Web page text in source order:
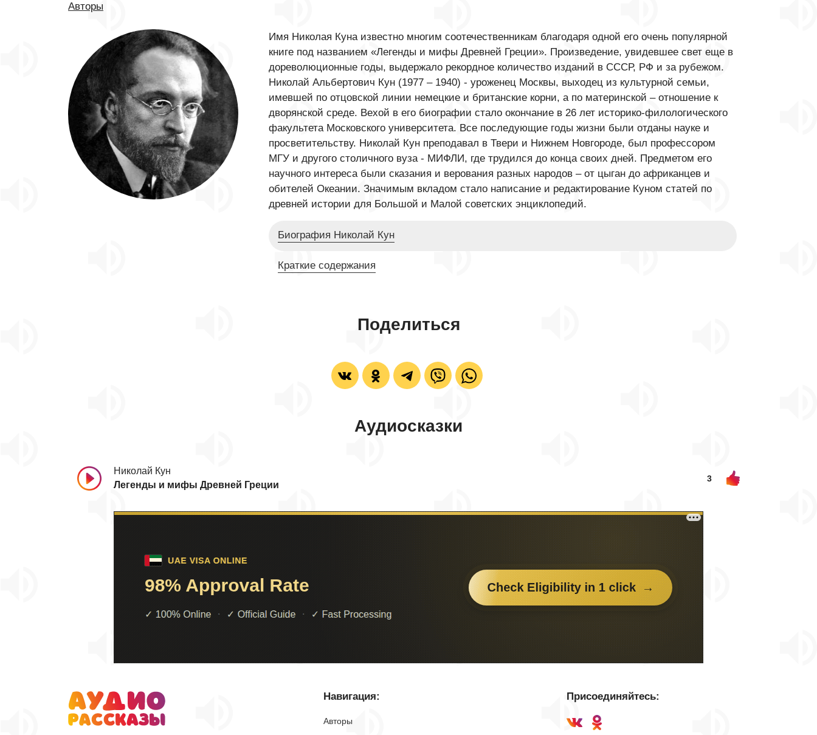
Авторы
Имя Николая Куна известно многим соотечественникам благодаря одной его очень популярной
книге под названием «Легенды и мифы Древней Греции». Произведение, увидевшее свет еще в
дореволюционные годы, выдержало рекордное количество изданий в СССР, РФ и за рубежом.
Николай Альбертович Кун (1977 – 1940) - уроженец Москвы, выходец из культурной семьи,
имевшей по отцовской линии немецкие и британские корни, а по материнской – отношение к
дворянской среде. Вехой в его биографии стало окончание в 26 лет историко-филологического
факультета Московского университета. Все последующие годы жизни были отданы науке и
просветительству. Николай Кун преподавал в Твери и Нижнем Новгороде, был профессором
МГУ и другого столичного вуза - МИФЛИ, где трудился до конца своих дней. Предметом его
научного интереса были сказания и верования разных народов – от цыган до африканцев и
обителей Океании. Значимым вкладом стало написание и редактирование Куном статей по
древней истории для Большой и Малой советских энциклопедий.
Биография Николай Кун
Краткие содержания
Поделиться
Аудиосказки
Николай Кун
Легенды и мифы Древней Греции
3
Навигация:
Авторы
Присоединяйтесь: